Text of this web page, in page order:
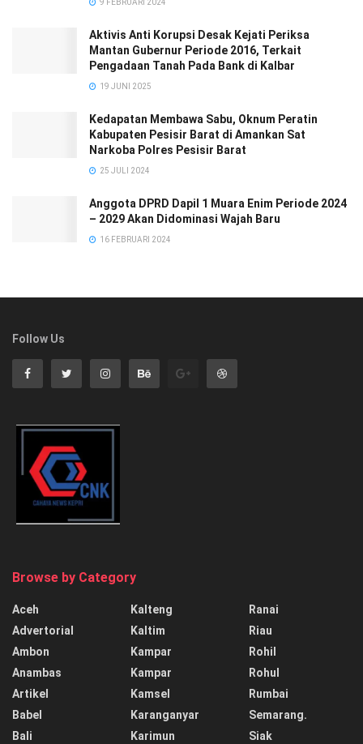
9 FEBRUARI 2024
Aktivis Anti Korupsi Desak Kejati Periksa
Mantan Gubernur Periode 2016, Terkait
Pengadaan Tanah Pada Bank di Kalbar
19 JUNI 2025
Kedapatan Membawa Sabu, Oknum Peratin
Kabupaten Pesisir Barat di Amankan Sat
Narkoba Polres Pesisir Barat
25 JULI 2024
Anggota DPRD Dapil 1 Muara Enim Periode 2024
– 2029 Akan Didominasi Wajah Baru
16 FEBRUARI 2024
Follow Us
Browse by Category
Aceh
Advertorial
Ambon
Anambas
Artikel
Babel
Bali
Kalteng
Kaltim
Kampar
Kampar
Kamsel
Karanganyar
Karimun
Ranai
Riau
Rohil
Rohul
Rumbai
Semarang.
Siak